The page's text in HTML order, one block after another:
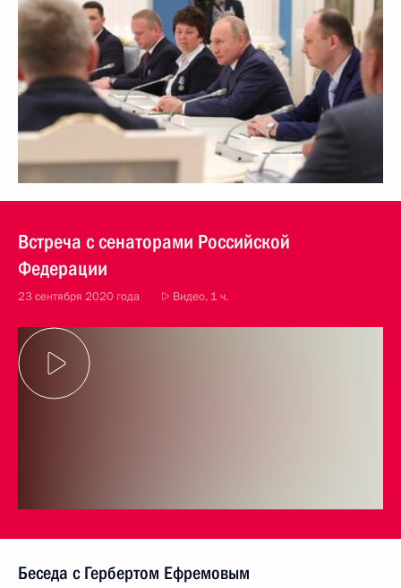
Встреча с сенаторами Российской
Федерации
23 сентября 2020 года Видео, 1 ч.
Беседа с Гербертом Ефремовым